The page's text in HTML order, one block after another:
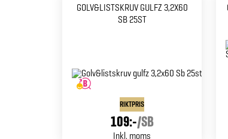
GOLV&LISTSKRUV GULFZ 3,2X60
SB 25ST
RIKTPRIS
109:-/SB
Inkl. moms